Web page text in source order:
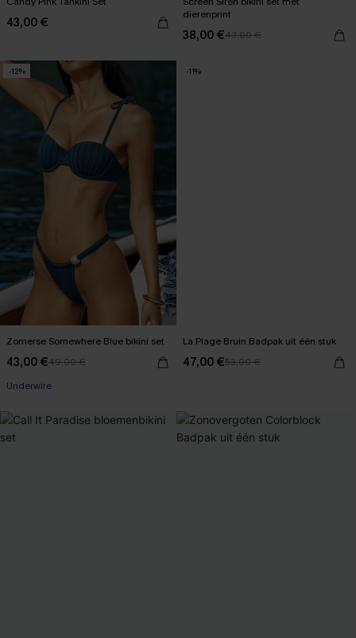
43,00 €
dierenprint
38,00 €43,00 €
-12%
Zomerse Somewhere Blue bikini set
43,00 €49,00 €
Underwire
-11%
La Plage Bruin Badpak uit één stuk
47,00 €53,00 €